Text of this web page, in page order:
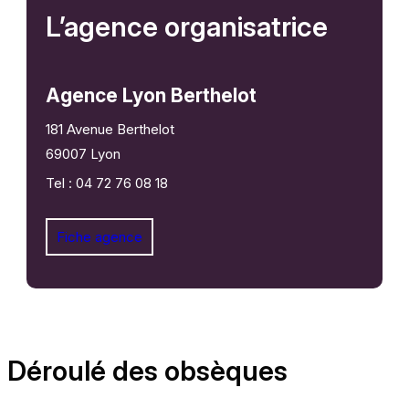
L’agence organisatrice
Agence Lyon Berthelot
181 Avenue Berthelot
69007 Lyon
Tel : 04 72 76 08 18
Fiche agence
Déroulé des obsèques